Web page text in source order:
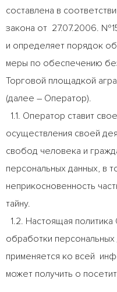
составлена в
закона от 27.07.2006.
и определяет порядок
меры по обеспечению
Торговой площадкой
(далее – Оператор).
1.1. Оператор ставит
осуществления своей
свобод человека и
персональных данных, в
неприкосновенность
тайну.
1.2. Настоящая
обработки
применяется ко всей
может получить о